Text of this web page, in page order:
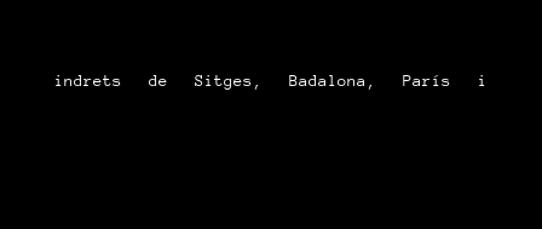
indrets de Sitges, Badalona, París i